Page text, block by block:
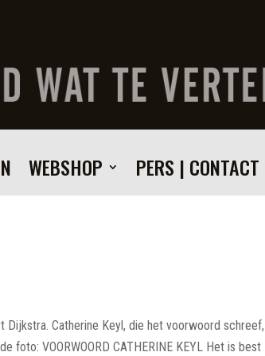
WEBSHOP PERS | CONTACT
Catherine Keyl, die het voorwoord schreef,
VOORWOORD CATHERINE KEYL Het is best